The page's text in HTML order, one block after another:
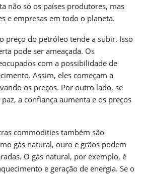
não só os países produtores, mas
e empresas em todo o planeta.
preço do petróleo tende a subir. Isso
pode ser ameaçada. Os
com a possibilidade de
Assim, eles começam a
os preços. Por outro lado, se
a confiança aumenta e os preços
commodities também são
gás natural, ouro e grãos podem
O gás natural, por exemplo, é
e geração de energia. Se o